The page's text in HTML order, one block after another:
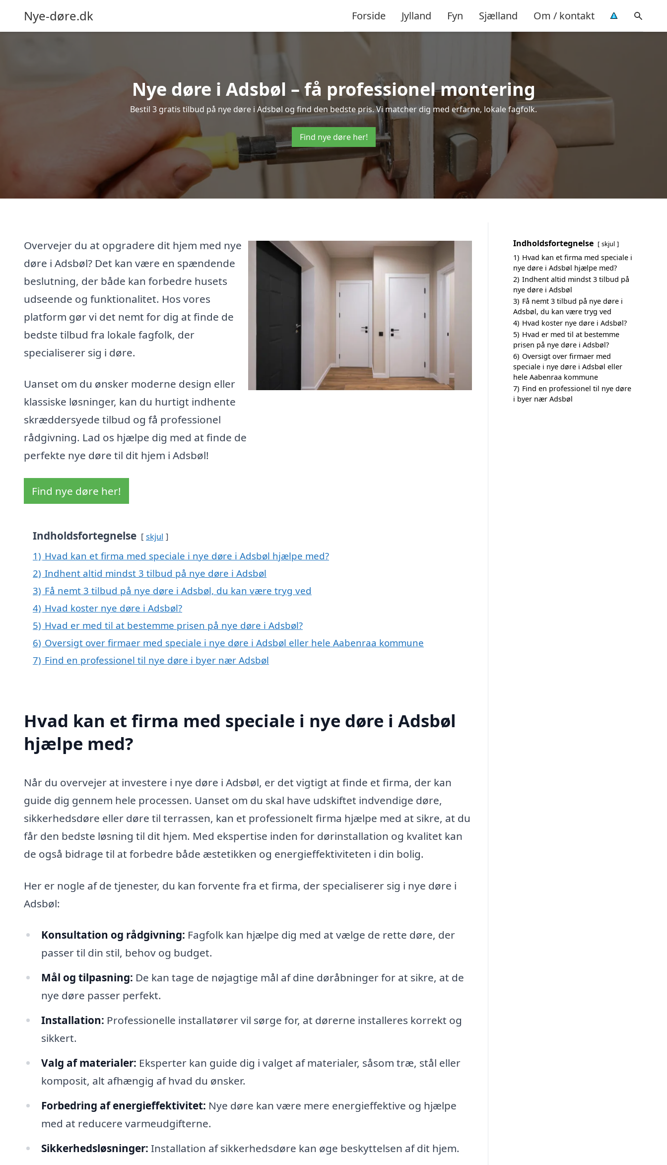
Nye-døre.dk Forside Jylland Fyn Sjælland Om / kontakt
Nye døre i Adsbøl – få professionel montering
Bestil 3 gratis tilbud på nye døre i Adsbøl og find den bedste pris. Vi matcher dig med erfarne, lokale fagfolk.
Find nye døre her!
Overvejer du at opgradere dit hjem med nye
døre i Adsbøl? Det kan være en spændende
beslutning, der både kan forbedre husets
udseende og funktionalitet. Hos vores
platform gør vi det nemt for dig at finde de
bedste tilbud fra lokale fagfolk, der
specialiserer sig i døre.
Uanset om du ønsker moderne design eller
klassiske løsninger, kan du hurtigt indhente
skræddersyede tilbud og få professionel
rådgivning. Lad os hjælpe dig med at finde de
perfekte nye døre til dit hjem i Adsbøl!
Find nye døre her!
Indholdsfortegnelse skjul
1) Hvad kan et firma med speciale i nye døre i Adsbøl hjælpe med?
2) Indhent altid mindst 3 tilbud på nye døre i Adsbøl
3) Få nemt 3 tilbud på nye døre i Adsbøl, du kan være tryg ved
4) Hvad koster nye døre i Adsbøl?
5) Hvad er med til at bestemme prisen på nye døre i Adsbøl?
6) Oversigt over firmaer med speciale i nye døre i Adsbøl eller hele Aabenraa kommune
7) Find en professionel til nye døre i byer nær Adsbøl
Hvad kan et firma med speciale i nye døre i Adsbøl
hjælpe med?
Når du overvejer at investere i nye døre i Adsbøl, er det vigtigt at finde et firma, der kan
guide dig gennem hele processen. Uanset om du skal have udskiftet indvendige døre,
sikkerhedsdøre eller døre til terrassen, kan et professionelt firma hjælpe med at sikre, at du
får den bedste løsning til dit hjem. Med ekspertise inden for dørinstallation og kvalitet kan
de også bidrage til at forbedre både æstetikken og energieffektiviteten i din bolig.
Her er nogle af de tjenester, du kan forvente fra et firma, der specialiserer sig i nye døre i
Adsbøl:
Konsultation og rådgivning: Fagfolk kan hjælpe dig med at vælge de rette døre, der
passer til din stil, behov og budget.
Mål og tilpasning: De kan tage de nøjagtige mål af dine døråbninger for at sikre, at de
nye døre passer perfekt.
Installation: Professionelle installatører vil sørge for, at dørerne installeres korrekt og
sikkert.
Valg af materialer: Eksperter kan guide dig i valget af materialer, såsom træ, stål eller
komposit, alt afhængig af hvad du ønsker.
Forbedring af energieffektivitet: Nye døre kan være mere energieffektive og hjælpe
med at reducere varmeudgifterne.
Sikkerhedsløsninger: Installation af sikkerhedsdøre kan øge beskyttelsen af dit hjem.
Indholdsfortegnelse skjul
1) Hvad kan et firma med speciale i
nye døre i Adsbøl hjælpe med?
2) Indhent altid mindst 3 tilbud på
nye døre i Adsbøl
3) Få nemt 3 tilbud på nye døre i
Adsbøl, du kan være tryg ved
4) Hvad koster nye døre i Adsbøl?
5) Hvad er med til at bestemme
prisen på nye døre i Adsbøl?
6) Oversigt over firmaer med
speciale i nye døre i Adsbøl eller
hele Aabenraa kommune
7) Find en professionel til nye døre
i byer nær Adsbøl